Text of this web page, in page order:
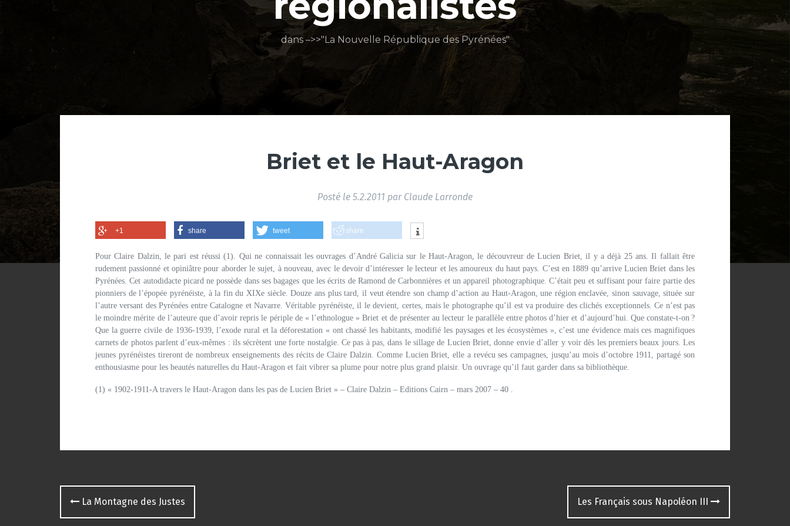
dans –>>"La Nouvelle République des Pyrénées"
Briet et le Haut-Aragon
Posté le 5.2.2011 par Claude Larronde
+1 share tweet share
Pour Claire Dalzin, le pari est réussi (1). Qui ne connaissait les ouvrages d’André Galicia sur le Haut-Aragon, le découvreur de Lucien Briet, il y a déjà 25 ans. Il fallait être
rudement passionné et opiniâtre pour aborder le sujet, à nouveau, avec le devoir d’intéresser le lecteur et les amoureux du haut pays. C’est en 1889 qu’arrive Lucien Briet dans les
Pyrénées. Cet autodidacte picard ne possède dans ses bagages que les écrits de Ramond de Carbonnières et un appareil photographique. C’était peu et suffisant pour faire partie des
pionniers de l’épopée pyrénéiste, à la fin du XIXe siècle. Douze ans plus tard, il veut étendre son champ d’action au Haut-Aragon, une région enclavée, sinon sauvage, située sur
l’autre versant des Pyrénées entre Catalogne et Navarre. Véritable pyrénéiste, il le devient, certes, mais le photographe qu’il est va produire des clichés exceptionnels. Ce n’est pas
le moindre mérite de l’auteure que d’avoir repris le périple de « l’ethnologue » Briet et de présenter au lecteur le parallèle entre photos d’hier et d’aujourd’hui. Que constate-t-on ?
Que la guerre civile de 1936-1939, l’exode rural et la déforestation « ont chassé les habitants, modifié les paysages et les écosystèmes », c’est une évidence mais ces magnifiques
carnets de photos parlent d’eux-mêmes : ils sécrètent une forte nostalgie. Ce pas à pas, dans le sillage de Lucien Briet, donne envie d’aller y voir dès les premiers beaux jours. Les
jeunes pyrénéistes tireront de nombreux enseignements des récits de Claire Dalzin. Comme Lucien Briet, elle a revécu ses campagnes, jusqu’au mois d’octobre 1911, partagé son
enthousiasme pour les beautés naturelles du Haut-Aragon et fait vibrer sa plume pour notre plus grand plaisir. Un ouvrage qu’il faut garder dans sa bibliothèque.
(1) « 1902-1911-A travers le Haut-Aragon dans les pas de Lucien Briet » – Claire Dalzin – Editions Cairn – mars 2007 – 40 .
Navigation
des
La Montagne des Justes Les Français sous Napoléon III